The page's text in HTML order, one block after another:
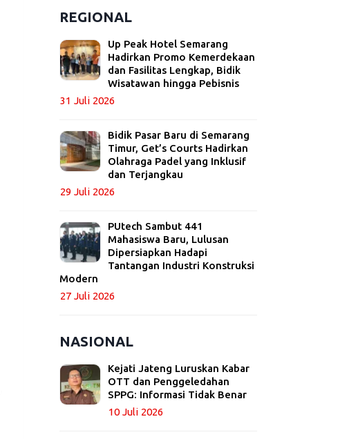
REGIONAL
Up Peak Hotel Semarang
Hadirkan Promo Kemerdekaan
dan Fasilitas Lengkap, Bidik
Wisatawan hingga Pebisnis
31 Juli 2026
Bidik Pasar Baru di Semarang
Timur, Get’s Courts Hadirkan
Olahraga Padel yang Inklusif
dan Terjangkau
29 Juli 2026
PUtech Sambut 441
Mahasiswa Baru, Lulusan
Dipersiapkan Hadapi
Tantangan Industri Konstruksi
Modern
27 Juli 2026
NASIONAL
Kejati Jateng Luruskan Kabar
OTT dan Penggeledahan
SPPG: Informasi Tidak Benar
10 Juli 2026